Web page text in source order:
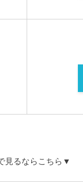
見るならこちら▼